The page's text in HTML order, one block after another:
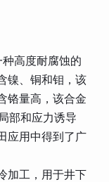
高度耐腐蚀的
镍、铜和钼，该
铬量高，该合金
部和应力诱导
应用中得到了广
加工，用于井下